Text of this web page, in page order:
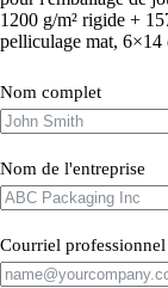
1200 g/m² rigide +
pelliculage mat, 6×14
Nom complet
Nom de l'entreprise
Courriel professionnel